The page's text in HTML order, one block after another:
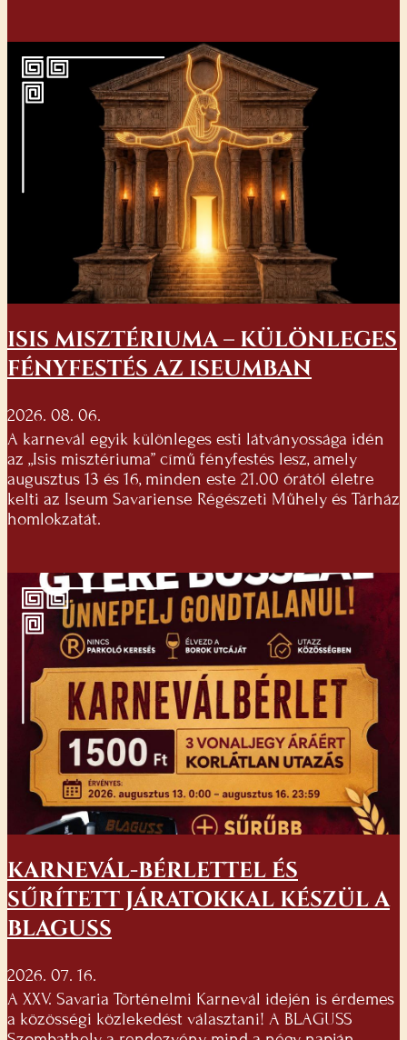
ISIS MISZTÉRIUMA – KÜLÖNLEGES
FÉNYFESTÉS AZ ISEUMBAN
2026. 08. 06.
A karnevál egyik különleges esti látványossága idén
az „Isis misztériuma” című fényfestés lesz, amely
augusztus 13 és 16, minden este 21.00 órától életre
kelti az Iseum Savariense Régészeti Műhely és Tárház
homlokzatát.
KARNEVÁL-BÉRLETTEL ÉS
SŰRÍTETT JÁRATOKKAL KÉSZÜL A
BLAGUSS
2026. 07. 16.
A XXV. Savaria Történelmi Karnevál idején is érdemes
a közösségi közlekedést választani! A BLAGUSS